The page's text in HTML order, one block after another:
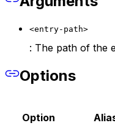
<entry-path>
: The path of the
Options
Option